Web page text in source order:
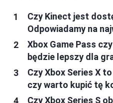
Czy Kinect jest
Odpowiadamy na
Xbox Game Pass
będzie lepszy dla
Czy Xbox Series X
czy warto kupić tę
Czy Xbox Series S